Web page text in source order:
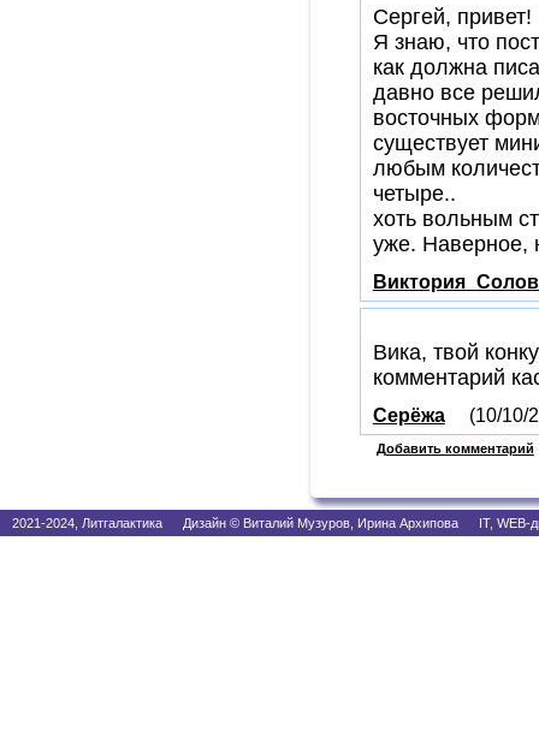
Сергей, привет!
Я знаю, что
как должна
давно все
восточных
существует
любым
четыре..
хоть вольным
уже. Наверное,
Вика, твой
комментарий
Серёжа (10/10/
Добавить комментарий
2021-2024, Литгалактика Дизайн © Виталий Музуров, Ирина Архипова IT, WEB-